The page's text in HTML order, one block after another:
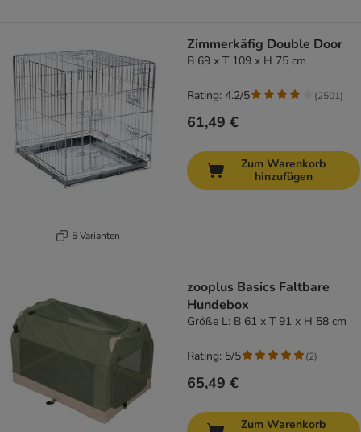
5 Varianten
Zimmerkäfig Double Door
B 69 x T 109 x H 75 cm
61,49 €
Rating: 4.2/5 (2501)
Zum Warenkorb
hinzufügen
zooplus Basics Faltbare
Hundebox
Größe L: B 61 x T 91 x H 58 cm
65,49 €
Rating: 5/5 (2)
Zum Warenkorb